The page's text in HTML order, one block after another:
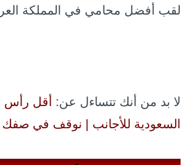
لقب أفضل محامي في المملكة
لا بد من أنك تتساءل عن: أقل رأس
السعودية للأجانب | نوقف في